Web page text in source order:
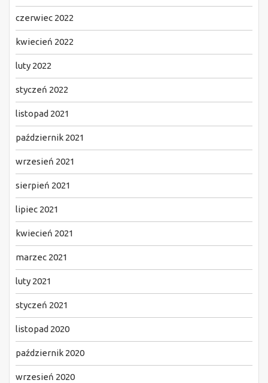
czerwiec 2022
kwiecień 2022
luty 2022
styczeń 2022
listopad 2021
październik 2021
wrzesień 2021
sierpień 2021
lipiec 2021
kwiecień 2021
marzec 2021
luty 2021
styczeń 2021
listopad 2020
październik 2020
wrzesień 2020